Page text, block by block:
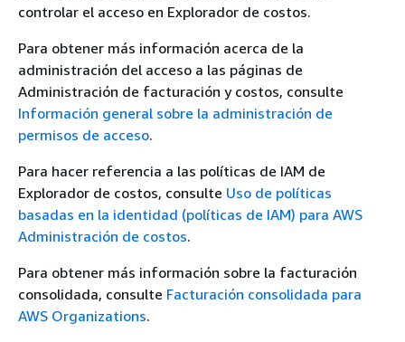
controlar el acceso en Explorador de costos.
Para obtener más información acerca de la
administración del acceso a las páginas de
Administración de facturación y costos, consulte
Información general sobre la administración de
permisos de acceso.
Para hacer referencia a las políticas de IAM de
Explorador de costos, consulte Uso de políticas
basadas en la identidad (políticas de IAM) para AWS
Administración de costos.
Para obtener más información sobre la facturación
consolidada, consulte Facturación consolidada para
AWS Organizations.